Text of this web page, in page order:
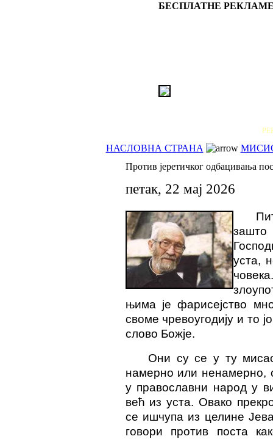
БЕСПЛАТНЕ
НАСЛОВНА СТРАНА
Против јеретичког одбацивања
петак, 22 мај 2026
уста,
њима је фарисејство
своме чревоугодију и то
слово Божје.
Они су се у ту
намерно или ненамерно,
у православни народ у
већ из уста. Овако
се ишчупа из целине
говори против поста